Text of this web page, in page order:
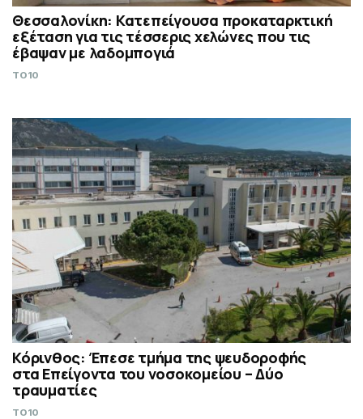
Θεσσαλονίκη: Κατεπείγουσα προκαταρκτική
εξέταση για τις τέσσερις χελώνες που τις
έβαψαν με λαδομπογιά
TO10
Κόρινθος: Έπεσε τμήμα της ψευδοροφής
στα Επείγοντα του νοσοκομείου – Δύο
τραυματίες
TO10